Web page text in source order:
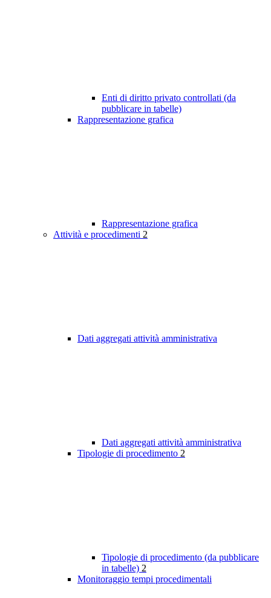
Enti di diritto privato controllati (da
pubblicare in tabelle)
Rappresentazione grafica
Rappresentazione grafica
Attività e procedimenti 2
Dati aggregati attività amministrativa
Dati aggregati attività amministrativa
Tipologie di procedimento 2
Tipologie di procedimento (da pubblicare
in tabelle) 2
Monitoraggio tempi procedimentali